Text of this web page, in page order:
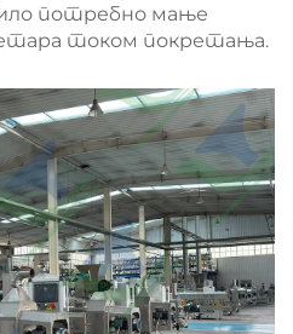
потребно мање
током покретања.